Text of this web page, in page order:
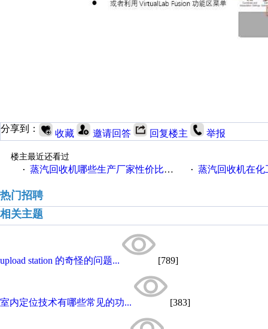
分享到： 收藏 邀请回答 回复楼主 举报
楼主最近还看过
· 蒸汽回收机哪些生产厂家性价比高一些 · 蒸汽回收机在化
热门招聘
相关主题
upload station 的奇怪的问题... [789]
室内定位技术有哪些常见的功... [383]